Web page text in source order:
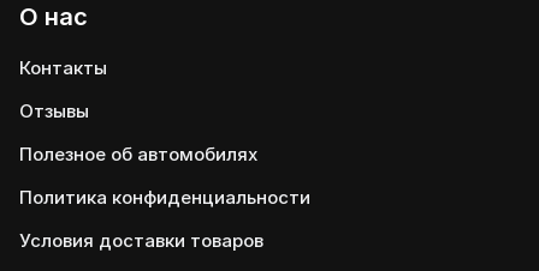
О нас
Контакты
Отзывы
Полезное об автомобилях
Политика конфиденциальности
Условия доставки товаров